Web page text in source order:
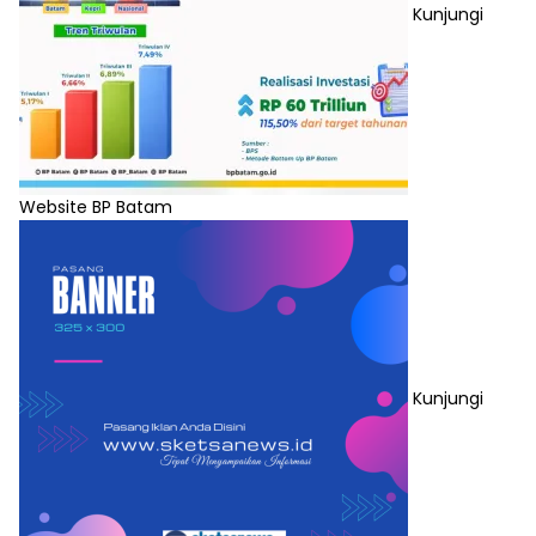
Kunjungi
Website BP Batam
Kunjungi